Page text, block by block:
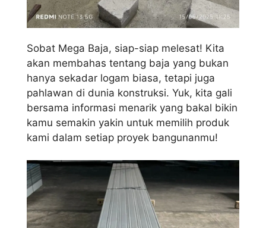
Sobat Mega Baja, siap-siap melesat! Kita
akan membahas tentang baja yang bukan
hanya sekadar logam biasa, tetapi juga
pahlawan di dunia konstruksi. Yuk, kita gali
bersama informasi menarik yang bakal bikin
kamu semakin yakin untuk memilih produk
kami dalam setiap proyek bangunanmu!